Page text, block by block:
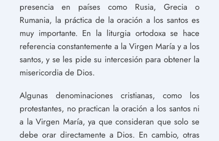
presencia en países como Rusia, Grecia o
Rumania, la práctica de la oración a los santos es
muy importante. En la liturgia ortodoxa se hace
referencia constantemente a la Virgen María y a los
santos, y se les pide su intercesión para obtener la
misericordia de Dios.
Algunas denominaciones cristianas, como los
protestantes, no practican la oración a los santos ni
a la Virgen María, ya que consideran que solo se
debe orar directamente a Dios. En cambio, otras